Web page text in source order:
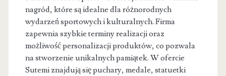
nagród, które są idealne dla różnorodnych
wydarzeń sportowych i kulturalnych. Firma
zapewnia szybkie terminyrealizacji oraz
możliwość personalizacji produktów, co pozwala
na stworzenie unikalnych pamiątek. W ofercie
Sutemi znajdują się puchary, medale, statuetki